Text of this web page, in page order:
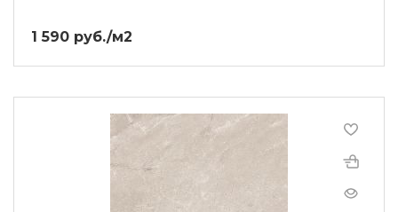
1 590 руб./м2